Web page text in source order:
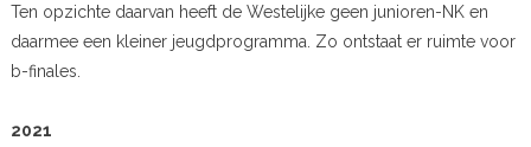
Ten opzichte daarvan heeft de Westelijke geen junioren-NK en
daarmee een kleiner jeugdprogramma. Zo ontstaat er ruimte voor
b-finales.
2021